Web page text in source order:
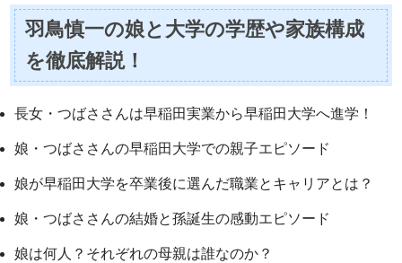
羽鳥慎一の娘と大学の学歴や家族構成
を徹底解説！
長女・つばささんは早稲田実業から早稲田大学へ進学！
娘・つばささんの早稲田大学での親子エピソード
娘が早稲田大学を卒業後に選んだ職業とキャリアとは？
娘・つばささんの結婚と孫誕生の感動エピソード
娘は何人？それぞれの母親は誰なのか？